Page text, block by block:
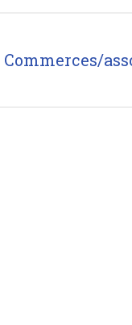
Commerces/